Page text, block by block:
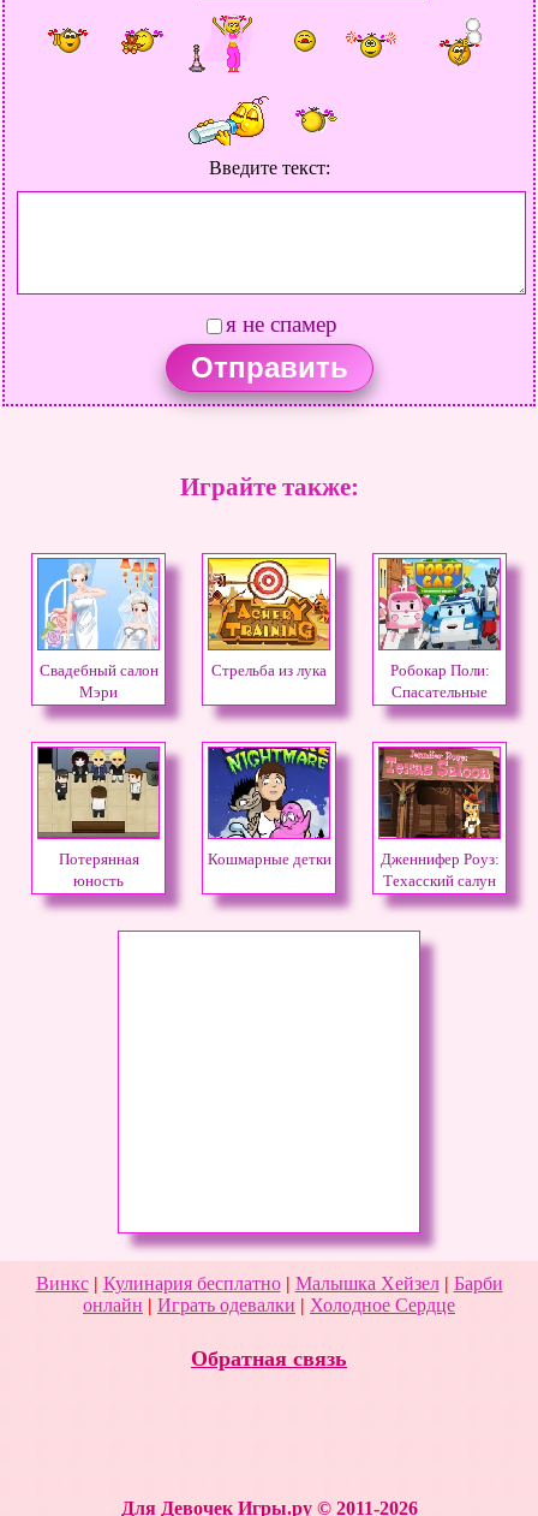
Введите текст:
я не спамер
Играйте также:
Свадебный салон
Мэри
Стрельба из лука
Робокар Поли:
Спасательные
Операции
Потерянная
юность
Кошмарные детки
Дженнифер Роуз:
Техасский салун
Винкс| Кулинария бесплатно| Малышка Хейзел| Барби
онлайн | Играть одевалки | Холодное Сердце
Обратная связь
Для Девочек Игры.ру © 2011-2026